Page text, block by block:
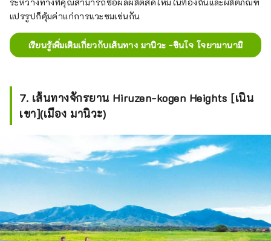
แปรรูปก็คุ้มค่าแก่การแวะชมเช่นกัน
เรียนรู้เพิ่มเติมเกี่ยวกับเส้นทาง มานิวะ -ชินโจ โจยามานามิ
7. เส้นทางจักรยาน Hiruzen-kogen Heights [เนิน
เขา](เมือง มานิวะ)